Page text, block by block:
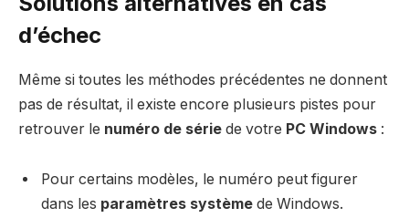
d’échec
Même si toutes les méthodes précédentes ne donnent
pas de résultat, il existe encore plusieurs pistes pour
retrouver le numéro de série de votre PC Windows :
Pour certains modèles, le numéro peut figurer
dans les paramètres système de Windows.